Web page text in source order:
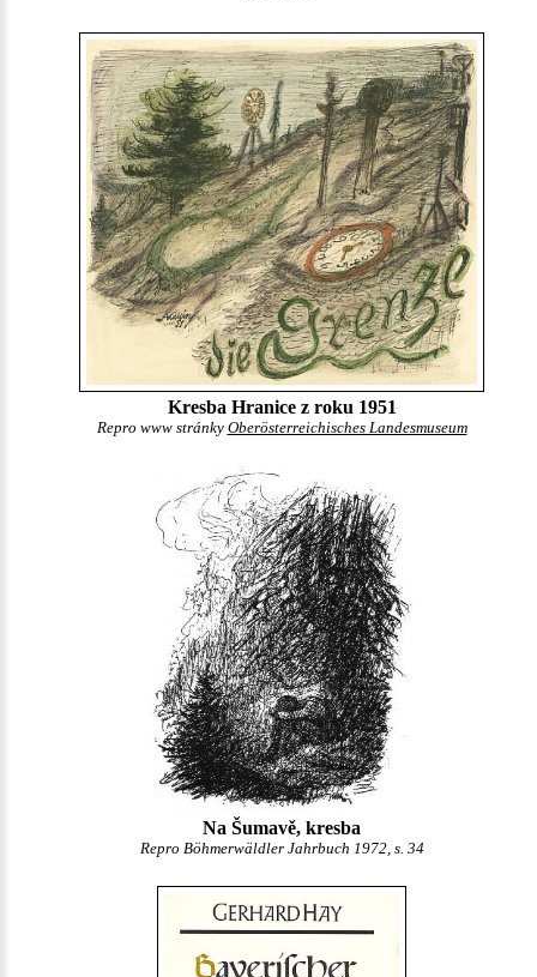
Kresba Hranice z roku 1951
Repro www stránky Oberösterreichisches Landesmuseum
Na Šumavě, kresba
Repro Böhmerwäldler Jahrbuch 1972, s. 34